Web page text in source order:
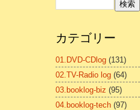
カテゴリー
01.DVD-CDlog (131)
02.TV-Radio log (64)
03.booklog-biz (95)
04.booklog-tech (97)